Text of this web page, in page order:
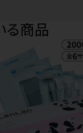
る商品